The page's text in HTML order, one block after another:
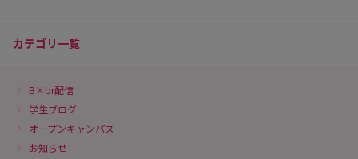
カテゴリ一覧
B×br配信
学生ブログ
オープンキャンパス
お知らせ